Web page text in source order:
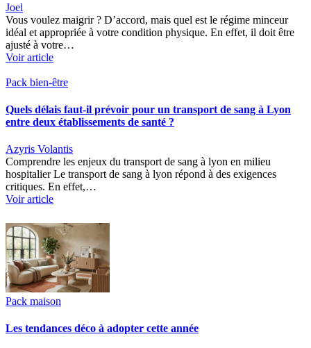
Joel
Vous voulez maigrir ? D’accord, mais quel est le régime minceur
idéal et appropriée à votre condition physique. En effet, il doit être
ajusté à votre…
Voir article
Pack bien-être
Quels délais faut-il prévoir pour un transport de sang à Lyon
entre deux établissements de santé ?
Azyris Volantis
Comprendre les enjeux du transport de sang à lyon en milieu
hospitalier Le transport de sang à lyon répond à des exigences
critiques. En effet,…
Voir article
Pack maison
Les tendances déco à adopter cette année